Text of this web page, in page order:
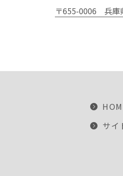
〒655-0006 兵庫
サイ